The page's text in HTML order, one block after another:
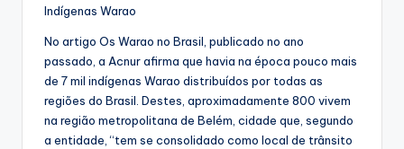
Indígenas Warao
No artigo Os Warao no Brasil, publicado no ano
passado, a Acnur afirma que havia na época pouco mais
de 7 mil indígenas Warao distribuídos por todas as
regiões do Brasil. Destes, aproximadamente 800 vivem
na região metropolitana de Belém, cidade que, segundo
a entidade, “tem se consolidado como local de trânsito